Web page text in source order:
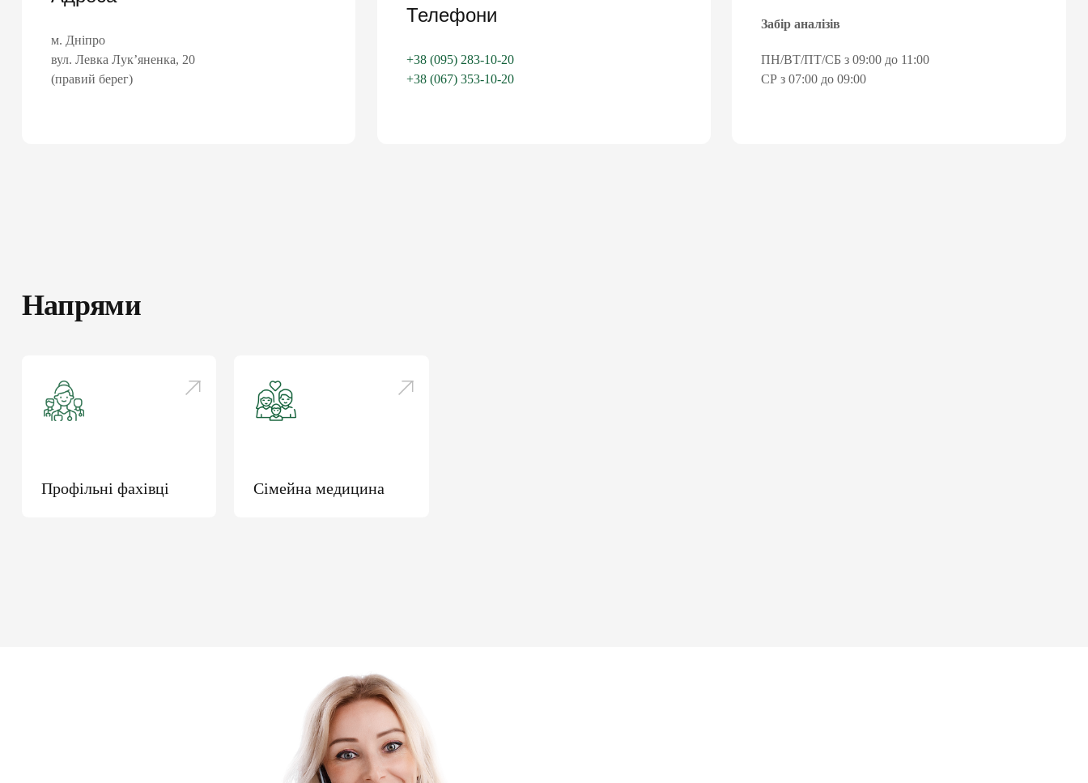
м. Дніпро
вул. Левка Лук’яненка, 20
(правий берег)
Телефони
+38 (095) 283-10-20
+38 (067) 353-10-20
Забір аналізів
ПН/ВТ/ПТ/СБ з 09:00 до 11:00
СР з 07:00 до 09:00
Напрями
Профільні фахівці Сімейна медицина
вакцинацію та інше